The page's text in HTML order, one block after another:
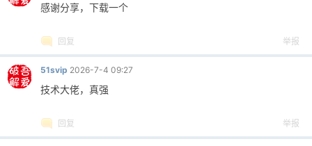
感谢分享，下载一个
回复 举报
51svip 2026-7-4 09:27
技术大佬，真强
回复 举报